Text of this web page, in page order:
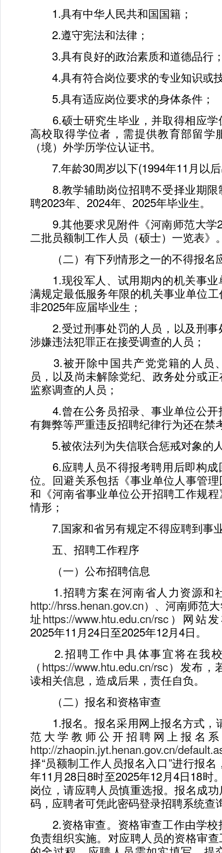
1.具有中华人民共和国国籍；
2.遵守宪法和法律；
3.具有良好的政治素质和道德品行
4.具有符合岗位要求的专业知识或
5.具有适应岗位要求的身体条件；
6.硕士研究生毕业，并取得相应学
高校取得学位者，需提供教育部留学
（境）外学历学位认证书。
7.年龄30周岁以下(1994年11月以
8.教学辅助岗位招聘不受择业期限
聘2023年、2024年、2025年毕业生。
9.其他要求见附件《河南师范大学
二批员额制工作人员（硕士）一览表》
（二）有下列情形之一的不得报名
1.现役军人、试用期内的机关事业
满规定最低服务年限的机关事业单位
非2025年应届毕业生；
2.受过刑事处罚的人员，以及刑事
涉嫌违法犯罪正在接受调查的人员；
3.被开除中国共产党党籍的人员
员，以及尚未解除党纪、政务处分或
监察调查的人员；
4.曾在公务员招录、事业单位公开
有舞弊等严重违反招聘纪律行为还在禁
5.被依法列为失信联合惩戒对象的
6.应聘人员不得报考聘用后即构成
位。回避关系包括《事业单位人事管
和《河南省事业单位公开招聘工作规
情形；
7.国家和省另有规定不得应聘到事
五、招聘工作程序
（一）公布招聘信息
1.招聘方案在河南省人力资源和
http://hrss.henan.gov.cn）、河南师范
址https://www.htu.edu.cn/rsc ）网站
2025年11月24日至2025年12月4日。
2.招聘工作中具体事宜将在我
（https://www.htu.edu.cn/rsc）发布，
读相关信息，造成后果，责任自负。
（二）报名和资格审查
1.报名。报名采用网上报名方式，
范大学教师公开招聘网上报名
http://zhaopin.jyt.henan.gov.cn/
择“员额制工作人员报名入口”进行报
年11月28日8时至2025年12月4日18时
岗位，请应聘人员慎重选报。报名成
码，应聘者可凭此密码登录招聘系统查
2.资格审查。资格审查工作由学校
负责组织实施。对应聘人员的资格审